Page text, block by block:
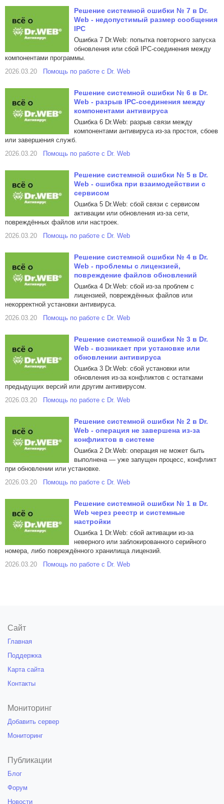
Решение системной ошибки № 7 в Dr.
Web - недопустимый размер сообщения
IPC
Ошибка 7 Dr.Web: попытка повторного запуска
обновления или сбой IPC-соединения между
компонентами программы.
2026.03.20
Помощь по работе с Dr. Web
Решение системной ошибки № 6 в Dr.
Web - разрыв IPC-соединения между
компонентами антивируса
Ошибка 6 Dr.Web: разрыв связи между
компонентами антивируса из-за простоя, сбоев
или завершения служб.
2026.03.20
Помощь по работе с Dr. Web
Решение системной ошибки № 5 в Dr.
Web - ошибка при взаимодействии с
сервисом
Ошибка 5 Dr.Web: сбой связи с сервисом
активации или обновления из-за сети,
повреждённых файлов или настроек.
2026.03.20
Помощь по работе с Dr. Web
Решение системной ошибки № 4 в Dr.
Web - проблемы с лицензией,
повреждение файлов обновлений
Ошибка 4 Dr.Web: сбой из-за проблем с
лицензией, повреждённых файлов или
некорректной установки антивируса.
2026.03.20
Помощь по работе с Dr. Web
Решение системной ошибки № 3 в Dr.
Web - возникает при установке или
обновлении антивируса
Ошибка 3 Dr.Web: сбой установки или
обновления из-за конфликтов с остатками
предыдущих версий или другим антивирусом.
2026.03.20
Помощь по работе с Dr. Web
Решение системной ошибки № 2 в Dr.
Web - операция не завершена из-за
конфликтов в системе
Ошибка 2 Dr.Web: операция не может быть
выполнена — уже запущен процесс, конфликт
при обновлении или установке.
2026.03.20
Помощь по работе с Dr. Web
Решение системной ошибки № 1 в Dr.
Web через реестр и системные
настройки
Ошибка 1 Dr.Web: сбой активации из-за
неверного или заблокированного серийного
номера, либо повреждённого хранилища лицензий.
2026.03.20
Помощь по работе с Dr. Web
Сайт
Главная
Поддержка
Карта сайта
Контакты
Мониторинг
Добавить сервер
Мониторинг
Публикации
Блог
Форум
Новости